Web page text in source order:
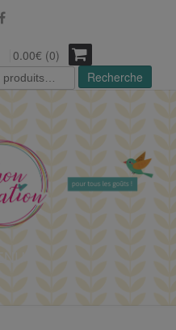
0.00€ (0)
Recherche